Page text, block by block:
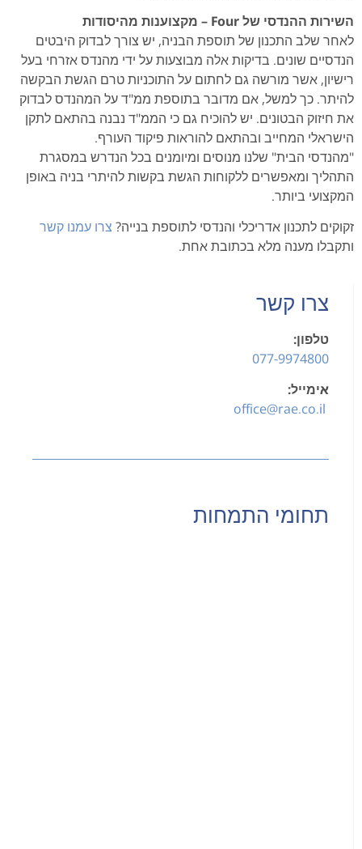
השירות ההנדסי שלFour – מקצוענות מהיסודות
לאחר שלב התכנון של תוספת הבניה, יש צורך לבדוק היבטים
הנדסיים שונים. בדיקות אלה מבוצעות על ידי מהנדס אזרחי בעל
רישיון, אשר מורשה גם לחתום על התוכניות טרם הגשת הבקשה
להיתר. כך למשל, אם מדובר בתוספת ממ"ד על המהנדס לבדוק
את חיזוק הבטונים. יש להוכיח גם כי הממ"ד נבנה בהתאם לתקן
הישראלי המחייב ובהתאם להוראות פיקוד העורף.
"מהנדסי הבית" שלנו מנוסים ומיומנים בכל הנדרש במסגרת
התהליך ומאפשרים ללקוחות הגשת בקשות להיתרי בניה באופן
המקצועי ביותר.
זקוקים לתכנון אדריכלי והנדסי לתוספת בנייה? צרו עמנו קשר
ותקבלו מענה מלא בכתובת אחת.
צרו קשר
טלפון:
077-9974800
אימייל:
office@rae.co.il
תחומי התמחות